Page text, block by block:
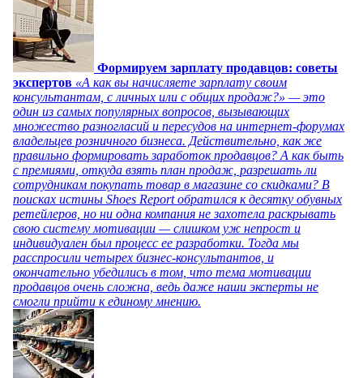
Формируем зарплату продавцов: советы
экспертов «А как вы начисляете зарплату своим
консультантам, с личных или с общих продаж?» — это
один из самых популярных вопросов, вызывающих
множество разногласий и пересудов на интернет-форумах
владельцев розничного бизнеса. Действительно, как же
правильно формировать заработок продавцов? А как быть
с премиями, откуда взять план продаж, разрешать ли
сотрудникам покупать товар в магазине со скидками? В
поисках истины Shoes Report обратился к десятку обувных
ретейлеров, но ни одна компания не захотела раскрывать
свою систему мотивации — слишком уж непрост и
индивидуален был процесс ее разработки. Тогда мы
расспросили четырех бизнес-консультантов, и
окончательно убедились в том, что тема мотивации
продавцов очень сложна, ведь даже наши эксперты не
смогли прийти к единому мнению.